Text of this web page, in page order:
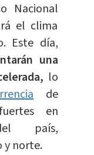
Nacional
el clima
Este día,
una
lo
de
en
país,
y norte.